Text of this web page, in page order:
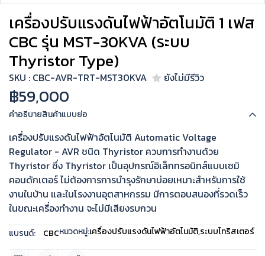
เครื่องปรับแรงดันไฟฟ้าอัตโนมัติ 1 เฟส
CBC รุ่น MST-30KVA (ระบบ
Thyristor Type)
SKU : CBC-AVR-TRT-MST30KVA ยังไม่มีรีวิว
฿59,000
คำอธิบายสินค้าแบบย่อ
เครื่องปรับแรงดันไฟฟ้าอัตโนมัติ Automatic Voltage
Regulator - AVR ชนิด Thyristor ควบการทำงานด้วย
Thyristor ซึ่ง Thyristor เป็นอุปกรณ์อิเล็กทรอนิกส์แบบเซมิ
คอนดักเตอร์ ไม่ต้องการการบำรุงรักษาบ่อยเหมาะสำหรับการใช้
งานในบ้าน และในโรงงานอุตสาหกรรม มีการตอบสนองที่รวดเร็ว
ในขณะเครื่องทำงาน จะไม่มีเสียงรบกวน
แบรนด์: CBCหมวดหมู่:เครื่องปรับแรงดันไฟฟ้าอัตโนมัติ,ระบบไทริสเตอร์